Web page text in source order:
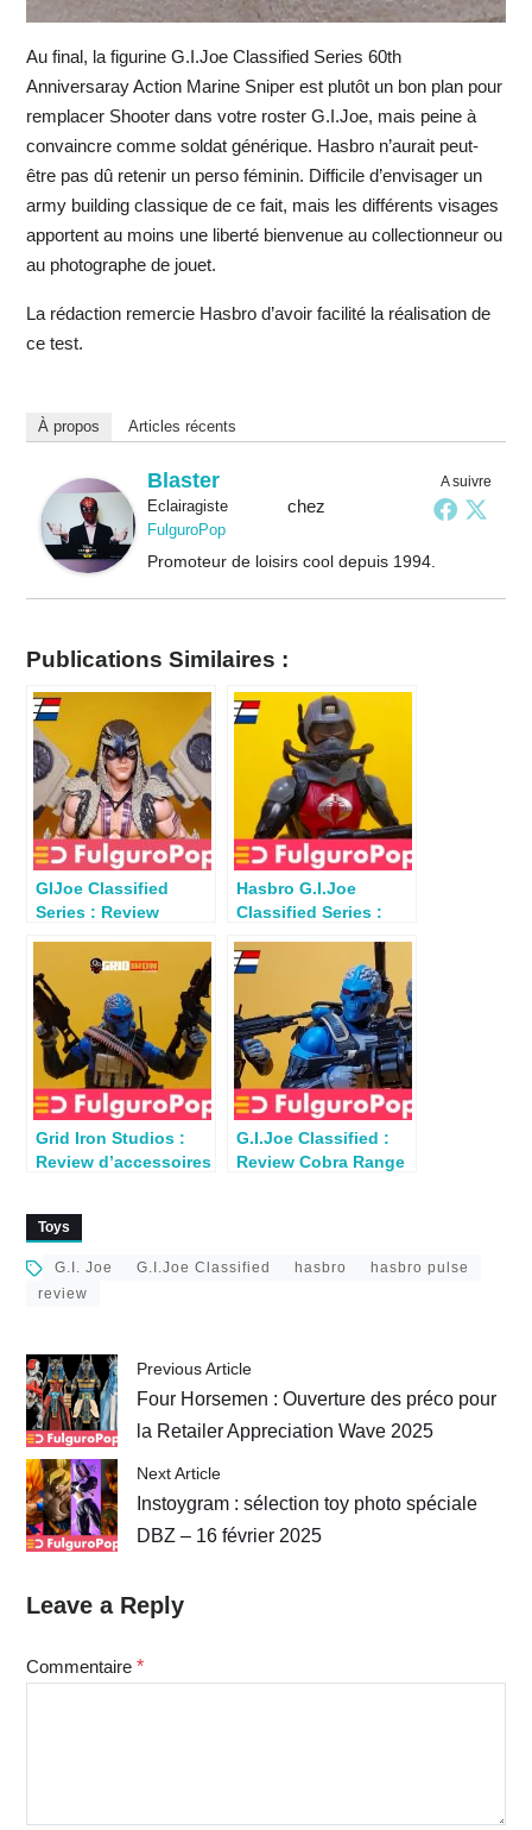
Au final, la figurine G.I.Joe Classified Series 60th
Anniversaray Action Marine Sniper est plutôt un bon plan pour
remplacer Shooter dans votre roster G.I.Joe, mais peine à
convaincre comme soldat générique. Hasbro n’aurait peut-
être pas dû retenir un perso féminin. Difficile d’envisager un
army building classique de ce fait, mais les différents visages
apportent au moins une liberté bienvenue au collectionneur ou
au photographe de jouet.
La rédaction remercie Hasbro d’avoir facilité la réalisation de
ce test.
À propos Articles récents
A suivre
Blaster
Eclairagistechez
FulguroPop
Promoteur de loisirs cool depuis 1994.
Publications Similaires :
GIJoe Classified
Series : Review
Ledger
Hasbro G.I.Joe
Classified Series :
Blaster
Grid Iron Studios :
Review d’accessoires
G.I.Joe Classified :
Review Cobra Range
Toys
G.I. Joe G.I.Joe Classified hasbro
hasbro pulse
review
Previous Article
Four Horsemen : Ouverture des préco pour
la Retailer Appreciation Wave 2025
Next Article
Instoygram : sélection toy photo spéciale
DBZ – 16 février 2025
Leave a Reply
Commentaire *